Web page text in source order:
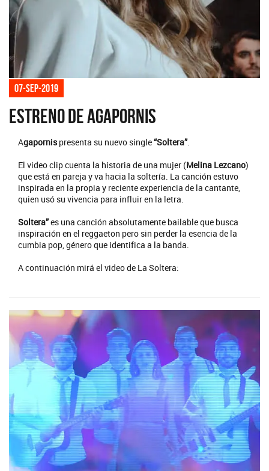
07-sep-2019
Estreno de Agapornis
Agapornispresenta su nuevo single“Soltera”.
El video clip cuenta la historia de una mujer (Melina Lezcano)
que está en pareja y va hacia la soltería. La canción estuvo
inspirada en la propia y reciente experiencia de la cantante,
quien usó su vivencia para influir en la letra.
Soltera”es una canción absolutamente bailable que busca
inspiración en el reggaeton pero sin perder la esencia de la
cumbia pop, género que identifica a la banda.
A continuación mirá el video de La Soltera: